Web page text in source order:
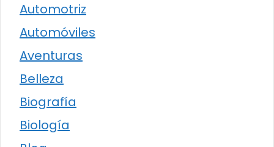
Automotriz
Automóviles
Aventuras
Belleza
Biografía
Biología